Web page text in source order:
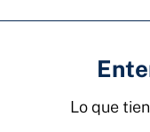
Lo que